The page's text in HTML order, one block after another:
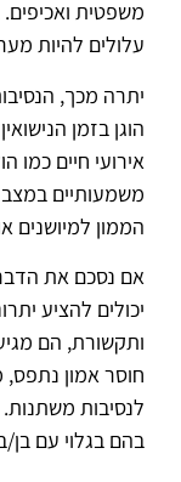
משפטית
עלולים להיות
יתרה מכך,
הוגן בזמן
אירועי חיים כמו
משמעותיים
הממון למיושנים
אם נסכם את
יכולים להציע
ותקשורת, הם
חוסר אמון נתפס,
לנסיבות
בהם בגלוי עם בן/